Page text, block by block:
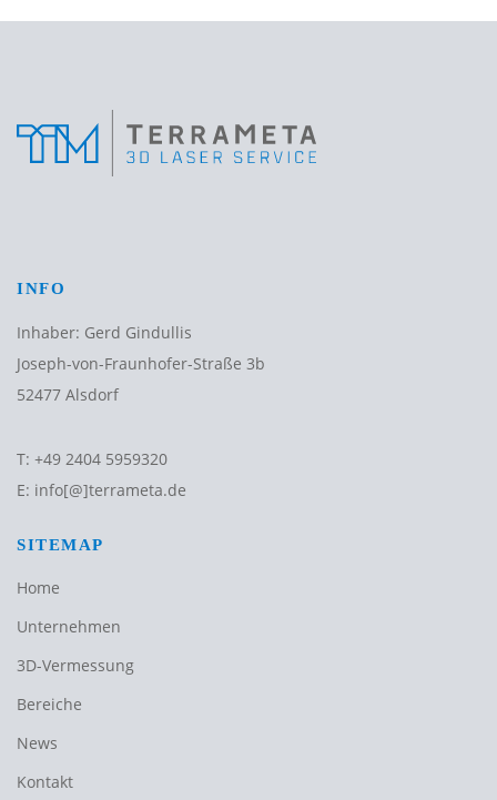
INFO
Inhaber: Gerd Gindullis
Joseph-von-Fraunhofer-Straße 3b
52477 Alsdorf
T: +49 2404 5959320
E: info[@]terrameta.de
SITEMAP
Home
Unternehmen
3D-Vermessung
Bereiche
News
Kontakt